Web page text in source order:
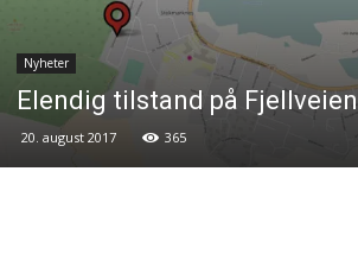
Nyheter
Elendig tilstand på Fjellveien
20. august 2017 365